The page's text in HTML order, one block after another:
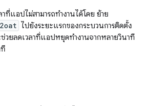
ที่แอปไม่สามารถทำงานได้โดย ย้าย
ไปยังระยะแรกของกระบวนการติดตั้ง
วยลดเวลาที่แอปหยุดทำงานจากหลายวินาที